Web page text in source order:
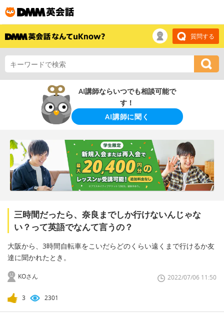
質問する
AI講師ならいつでも相談可能で
す！
AI講師に聞く
三時間だったら、奈良までしか行けないんじゃな
い？って英語でなんて言うの？
大阪から、3時間自転車をこいだらどのくらい遠くまで行けるか友
達に聞かれたとき。
KOさん 2022/07/06 11:50
3 2301